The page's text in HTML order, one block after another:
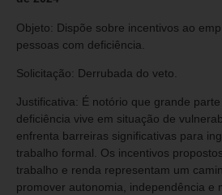
Objeto: Dispõe sobre incentivos ao
pessoas com deficiência.
Solicitação: Derrubada do veto.
Justificativa: É notório que grande
deficiência vive em situação de
enfrenta barreiras significativas para
trabalho formal. Os incentivos
trabalho e renda representam um
promover autonomia, independência e